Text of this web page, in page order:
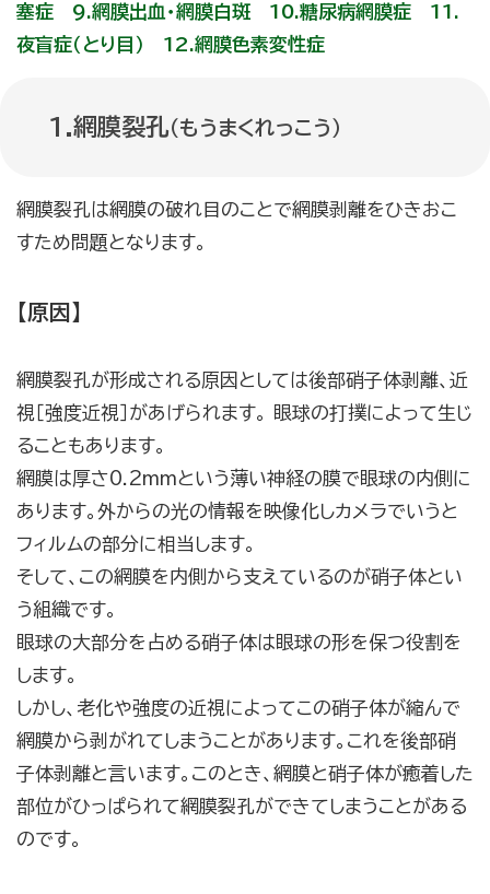
塞症
9.網膜出血・網膜白斑 10.糖尿病網膜症
11.
夜盲症（とり目）
12.網膜色素変性症
1.網膜裂孔（もうまくれっこう）
網膜裂孔は網膜の破れ目のことで網膜剥離をひきおこ
すため問題となります。
【原因】
網膜裂孔が形成される原因としては後部硝子体剥離、近
視［強度近視］があげられます。 眼球の打撲によって生じ
ることもあります。
網膜は厚さ0.2mmという薄い神経の膜で眼球の内側に
あります。外からの光の情報を映像化しカメラでいうと
フィルムの部分に相当します。
そして、この網膜を内側から支えているのが硝子体とい
う組織です。
眼球の大部分を占める硝子体は眼球の形を保つ役割を
します。
しかし、老化や強度の近視によってこの硝子体が縮んで
網膜から剥がれてしまうことがあります。これを後部硝
子体剥離と言います。このとき、網膜と硝子体が癒着した
部位がひっぱられて網膜裂孔ができてしまうことがある
のです。